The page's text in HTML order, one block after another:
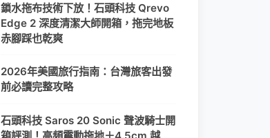
鎖水拖布技術下放！石頭科技 Qrevo
Edge 2 深度清潔大師開箱，拖完地板
赤腳踩也乾爽
2026年美國旅行指南：台灣旅客出發
前必讀完整攻略
石頭科技 Saros 20 Sonic 聲波騎士開